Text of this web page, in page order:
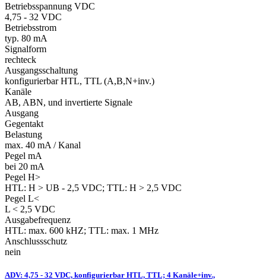
Betriebsspannung VDC
4,75 - 32 VDC
Betriebsstrom
typ. 80 mA
Signalform
rechteck
Ausgangsschaltung
konfigurierbar HTL, TTL (A,B,N+inv.)
Kanäle
AB, ABN, und invertierte Signale
Ausgang
Gegentakt
Belastung
max. 40 mA / Kanal
Pegel mA
bei 20 mA
Pegel H>
HTL: H > UB - 2,5 VDC; TTL: H > 2,5 VDC
Pegel L<
L < 2,5 VDC
Ausgabefrequenz
HTL: max. 600 kHZ; TTL: max. 1 MHz
Anschlussschutz
nein
ADV: 4,75 - 32 VDC, konfigurierbar HTL, TTL; 4 Kanäle+inv.,